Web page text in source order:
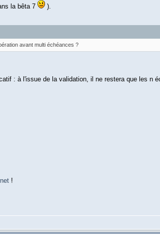
la bêta 7
).
avant multi échéances ?
: à l'issue de la validation, il ne restera que les n
!